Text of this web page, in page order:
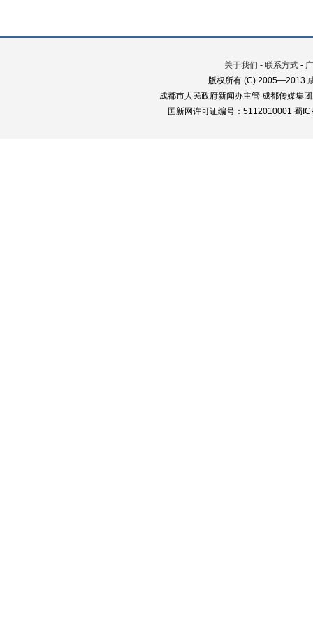
关于我们 - 联系方式 -
版权所有 (C) 2005—2013
成都市人民政府新闻办主管 成都传媒集
国新网许可证编号：5112010001 蜀